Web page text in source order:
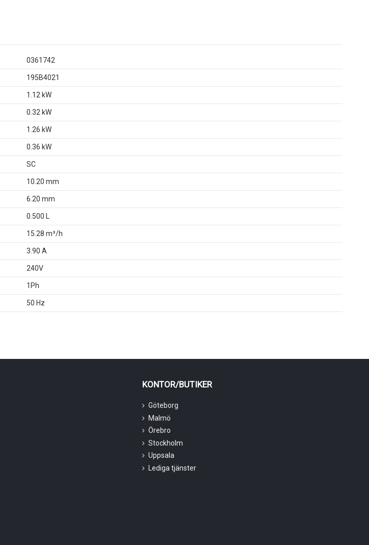
0361742
195B4021
1.12 kW
0.32 kW
1.26 kW
0.36 kW
SC
10.20 mm
6.20 mm
0.500 L
15.28 m³/h
3.90 A
240V
1Ph
50 Hz
KONTOR/BUTIKER
Göteborg
Malmö
Örebro
Stockholm
Uppsala
Lediga tjänster